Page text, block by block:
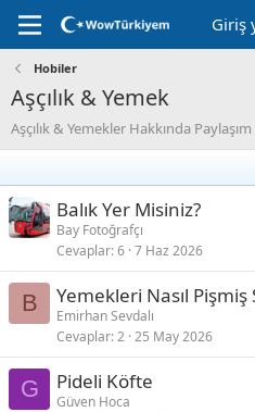
Giriş
Hobiler
Aşçılık & Yemek
Aşçılık & Yemekler Hakkında
Balık Yer Misiniz?
Bay Fotoğrafçı
Cevaplar 6 7 Haz 2026
B Yemekleri Nasıl Pişmiş
Emirhan Sevdalı
Cevaplar 2 25 May 2026
G Pideli Köfte
Güven Hoca